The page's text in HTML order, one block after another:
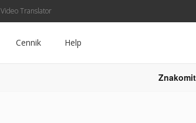
Video Translator
Cennik Help